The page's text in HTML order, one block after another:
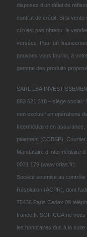
disposez d’un délai de
contrat de crédit. Si la vente
ci n’est pas obtenu, le
versées. Pour un
pouvons vous fournir, à
gamme des produits
SARL LBA
893 621 318 – siège social
non exclusif en opérations
Intermédiaire en
paiement (COBSP),
Mandataire d’Intermédiaire
0031 179 (www.orias.fr).
Société soumise au contrôle
Résolution (ACPR), dont
75436 Paris Cedex 09
france.fr. SOFICCA ne
les honoraires dus à la suite